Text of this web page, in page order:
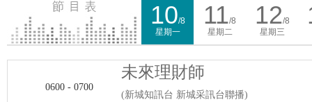
10/8
星期一
11/8
星期二
12/8
星期三
0600 - 0700
未來理財師
(新城知訊台 新城采訊台聯播)